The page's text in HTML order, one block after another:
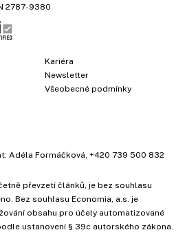
2787-9380
Kariéra
Newsletter
Všeobecné podmínky
Adéla Formáčková +420 739 500 832
převzetí článků, je bez souhlasu
Bez souhlasu Economia, a.s. je
obsahu pro účely automatizované
ustanovení § 39c autorského zákona.